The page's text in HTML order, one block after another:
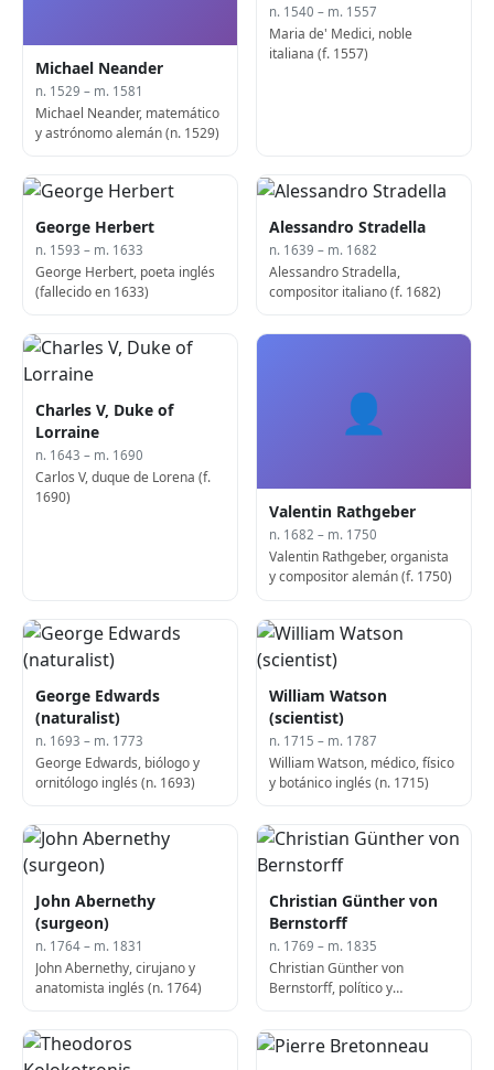
Michael Neander
n. 1529 – m. 1581
Michael Neander, matemático
y astrónomo alemán (n. 1529)
n. 1540 – m. 1557
Maria de' Medici, noble
italiana (f. 1557)
George Herbert
n. 1593 – m. 1633
George Herbert, poeta inglés
(fallecido en 1633)
Alessandro Stradella
n. 1639 – m. 1682
Alessandro Stradella,
compositor italiano (f. 1682)
Charles V, Duke of
Lorraine
n. 1643 – m. 1690
Carlos V, duque de Lorena (f.
1690)
👤
Valentin Rathgeber
n. 1682 – m. 1750
Valentin Rathgeber, organista
y compositor alemán (f. 1750)
George Edwards
(naturalist)
n. 1693 – m. 1773
George Edwards, biólogo y
ornitólogo inglés (n. 1693)
William Watson
(scientist)
n. 1715 – m. 1787
William Watson, médico, físico
y botánico inglés (n. 1715)
John Abernethy
(surgeon)
n. 1764 – m. 1831
John Abernethy, cirujano y
anatomista inglés (n. 1764)
Christian Günther von
Bernstorff
n. 1769 – m. 1835
Christian Günther von
Bernstorff, político y